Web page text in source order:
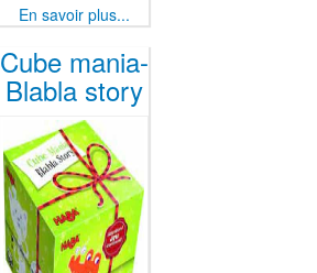
En savoir plus...
Cube mania-
Blabla story